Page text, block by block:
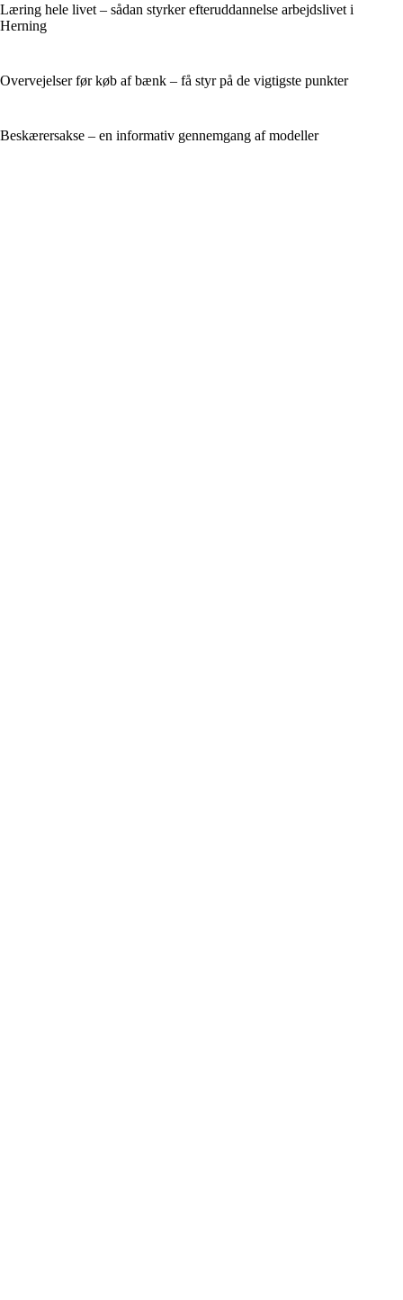
Læring hele livet – sådan styrker efteruddannelse arbejdslivet i
Herning
Overvejelser før køb af bænk – få styr på de vigtigste punkter
Beskærersakse – en informativ gennemgang af modeller